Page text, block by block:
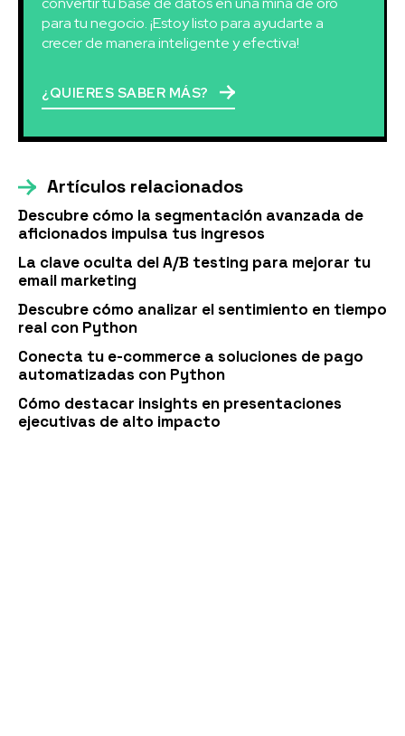
para tu negocio. ¡Estoy listo para ayudarte a
crecer de manera inteligente y efectiva!
¿QUIERES SABER MÁS?
Artículos relacionados
Descubre cómo la segmentación avanzada de
aficionados impulsa tus ingresos
La clave oculta del A/B testing para mejorar tu
email marketing
Descubre cómo analizar el sentimiento en tiempo
real con Python
Conecta tu e-commerce a soluciones de pago
automatizadas con Python
Cómo destacar insights en presentaciones
ejecutivas de alto impacto